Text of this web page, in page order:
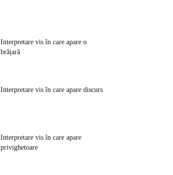
Interpretare vis în care apare o
brățară
Interpretare vis în care apare discurs
Interpretare vis în care apare
privighetoare